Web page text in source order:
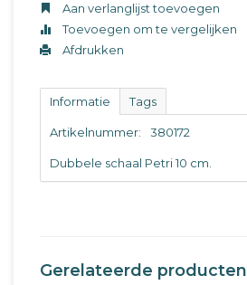
Aan verlanglijst toevoegen
Toevoegen om te vergelijken
Afdrukken
Informatie Tags
Artikelnummer: 380172
Dubbele schaal Petri 10 cm.
Gerelateerde producten